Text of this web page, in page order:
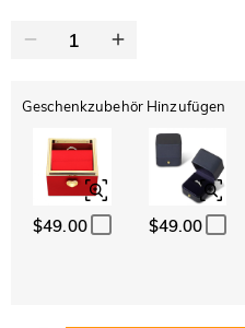
Geschenkzubehör Hinzufügen
$49.00 $49.00